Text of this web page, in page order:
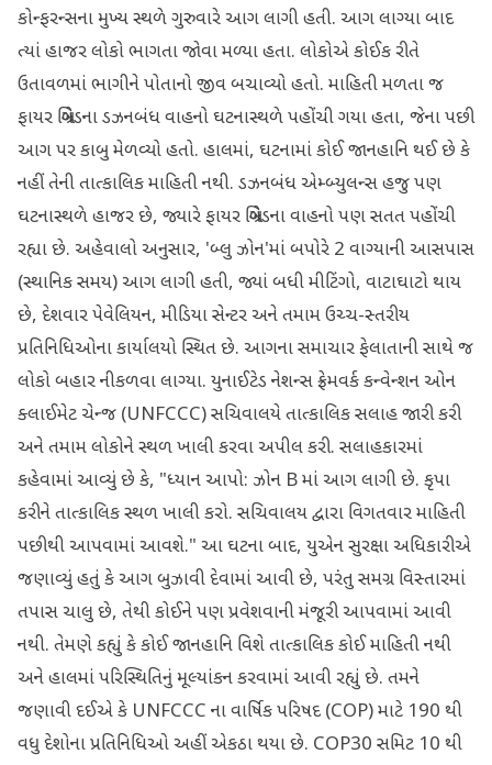
કોન્ફરન્સના મુખ્ય સ્થળે ગુરુવારે આગ લાગી હતી. આગ લાગ્યા બાદ
ત્યાં હાજર લોકો ભાગતા જોવા મળ્યા હતા. લોકોએ કોઈક રીતે
ઉતાવળમાં ભાગીને પોતાનો જીવ બચાવ્યો હતો. માહિતી મળતા જ
ફાયર બ્રિગેડના ડઝનબંધ વાહનો ઘટનાસ્થળે પહોંચી ગયા હતા, જેના પછી
આગ પર કાબુ મેળવ્યો હતો. હાલમાં, ઘટનામાં કોઈ જાનહાનિ થઈ છે કે
નહીં તેની તાત્કાલિક માહિતી નથી. ડઝનબંધ એમ્બ્યુલન્સ હજુ પણ
ઘટનાસ્થળે હાજર છે, જ્યારે ફાયર બ્રિગેડના વાહનો પણ સતત પહોંચી
રહ્યા છે. અહેવાલો અનુસાર, 'બ્લુ ઝોન'માં બપોરે 2 વાગ્યાની આસપાસ
(સ્થાનિક સમય) આગ લાગી હતી, જ્યાં બધી મીટિંગો, વાટાઘાટો થાય
છે, દેશવાર પેવેલિયન, મીડિયા સેન્ટર અને તમામ ઉચ્ચ-સ્તરીય
પ્રતિનિધિઓના કાર્યાલયો સ્થિત છે. આગના સમાચાર ફેલાતાની સાથે જ
લોકો બહાર નીકળવા લાગ્યા. યુનાઈટેડ નેશન્સ ફ્રેમવર્ક કન્વેન્શન ઓન
ક્લાઈમેટ ચેન્જ (UNFCCC) સચિવાલયે તાત્કાલિક સલાહ જારી કરી
અને તમામ લોકોને સ્થળ ખાલી કરવા અપીલ કરી. સલાહકારમાં
કહેવામાં આવ્યું છે કે, "ધ્યાન આપો: ઝોન B માં આગ લાગી છે. કૃપા
કરીને તાત્કાલિક સ્થળ ખાલી કરો. સચિવાલય દ્વારા વિગતવાર માહિતી
પછીથી આપવામાં આવશે." આ ઘટના બાદ, યુએન સુરક્ષા અધિકારીએ
જણાવ્યું હતું કે આગ બુઝાવી દેવામાં આવી છે, પરંતુ સમગ્ર વિસ્તારમાં
તપાસ ચાલુ છે, તેથી કોઈને પણ પ્રવેશવાની મંજૂરી આપવામાં આવી
નથી. તેમણે કહ્યું કે કોઈ જાનહાનિ વિશે તાત્કાલિક કોઈ માહિતી નથી
અને હાલમાં પરિસ્થિતિનું મૂલ્યાંકન કરવામાં આવી રહ્યું છે. તમને
જણાવી દઈએ કે UNFCCC ના વાર્ષિક પરિષદ (COP) માટે 190 થી
વધુ દેશોના પ્રતિનિધિઓ અહીં એકઠા થયા છે. COP30 સમિટ 10 થી